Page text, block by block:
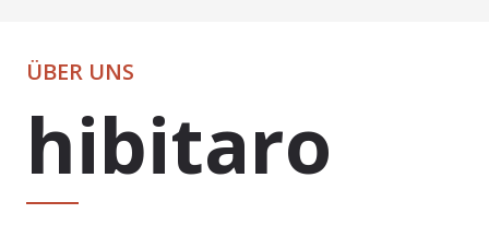
ÜBER UNS
hibitaro